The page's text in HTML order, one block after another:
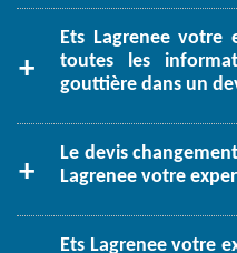
Ets Lagrenee
toutes les
gouttière dans un
Le devis
Lagrenee votre
Ets Lagrenee votre